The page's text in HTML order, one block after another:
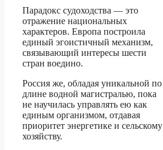
Парадокс судоходства — это
отражение национальных
характеров. Европа построила
единый эгоистичный механизм,
связывающий интересы шести
стран воедино.
Россия же, обладая уникальной по
длине водной магистралью, пока
не научилась управлять ею как
единым организмом, отдавая
приоритет энергетике и сельскому
хозяйству.